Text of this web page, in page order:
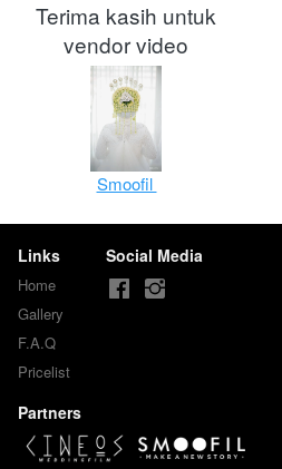
Terima kasih untuk
vendor video
Smoofil
Links
Home
Gallery
F.A.Q
Pricelist
Social Media
Partners